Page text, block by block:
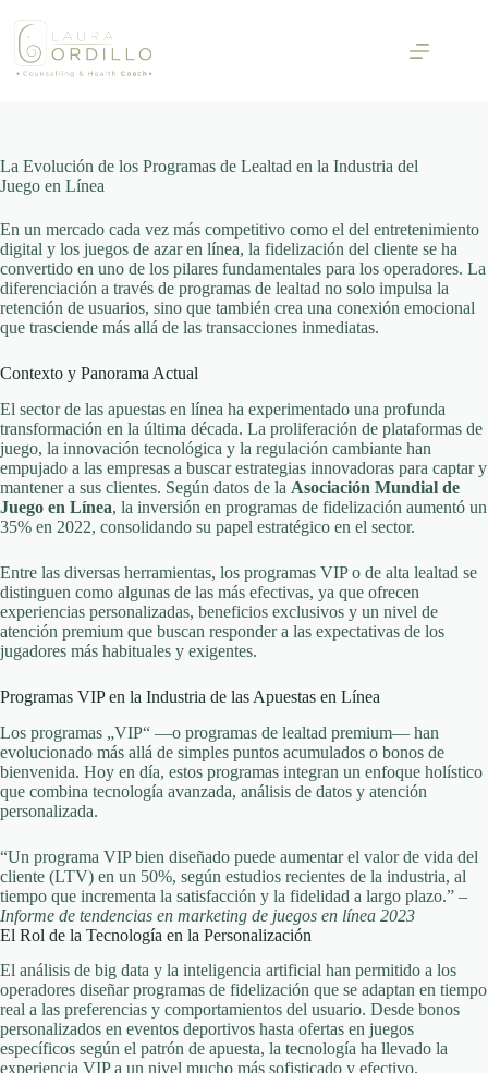
content
La Evolución de los Programas de Lealtad en la Industria del
Juego en Línea
En un mercado cada vez más competitivo como el del entretenimiento
digital y los juegos de azar en línea, la fidelización del cliente se ha
convertido en uno de los pilares fundamentales para los operadores. La
diferenciación a través de programas de lealtad no solo impulsa la
retención de usuarios, sino que también crea una conexión emocional
que trasciende más allá de las transacciones inmediatas.
Contexto y Panorama Actual
El sector de las apuestas en línea ha experimentado una profunda
transformación en la última década. La proliferación de plataformas de
juego, la innovación tecnológica y la regulación cambiante han
empujado a las empresas a buscar estrategias innovadoras para captar y
mantener a sus clientes. Según datos de la Asociación Mundial de
Juego en Línea, la inversión en programas de fidelización aumentó un
35% en 2022, consolidando su papel estratégico en el sector.
Entre las diversas herramientas, los programas VIP o de alta lealtad se
distinguen como algunas de las más efectivas, ya que ofrecen
experiencias personalizadas, beneficios exclusivos y un nivel de
atención premium que buscan responder a las expectativas de los
jugadores más habituales y exigentes.
Programas VIP en la Industria de las Apuestas en Línea
Los programas „VIP“ —o programas de lealtad premium— han
evolucionado más allá de simples puntos acumulados o bonos de
bienvenida. Hoy en día, estos programas integran un enfoque holístico
que combina tecnología avanzada, análisis de datos y atención
personalizada.
“Un programa VIP bien diseñado puede aumentar el valor de vida del
cliente (LTV) en un 50%, según estudios recientes de la industria, al
tiempo que incrementa la satisfacción y la fidelidad a largo plazo.” –
Informe de tendencias en marketing de juegos en línea 2023
El Rol de la Tecnología en la Personalización
El análisis de big data y la inteligencia artificial han permitido a los
operadores diseñar programas de fidelización que se adaptan en tiempo
real a las preferencias y comportamientos del usuario. Desde bonos
personalizados en eventos deportivos hasta ofertas en juegos
específicos según el patrón de apuesta, la tecnología ha llevado la
experiencia VIP a un nivel mucho más sofisticado y efectivo.